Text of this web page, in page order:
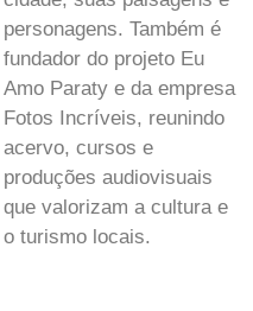
personagens. Também é
fundador do projeto Eu
Amo Paraty e da empresa
Fotos Incríveis, reunindo
acervo, cursos e
produções audiovisuais
que valorizam a cultura e
o turismo locais.